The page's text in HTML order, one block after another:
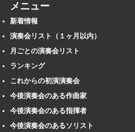
メニュー
新着情報
演奏会リスト（１ヶ月以内）
月ごとの演奏会リスト
ランキング
これからの初演演奏会
今後演奏会のある作曲家
今後演奏会のある指揮者
今後演奏会のあるソリスト